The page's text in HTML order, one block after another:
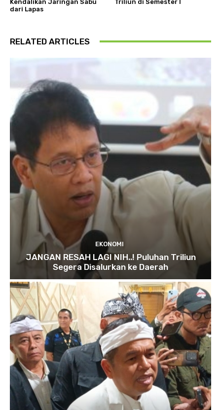
Kendalikan Jaringan Sabu
dari Lapas
Triliun di Semester I
RELATED ARTICLES
EKONOMI
JANGAN RESAH LAGI NIH..! Puluhan Triliun
Segera Disalurkan ke Daerah